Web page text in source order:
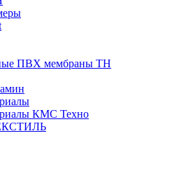
ПВХ мембраны ТН
КМС Техно